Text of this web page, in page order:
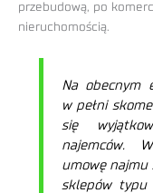
przebudową, po
nieruchomością.
Na obecnym
w pełni
się
najemców.
umowę najmu
sklepów typu